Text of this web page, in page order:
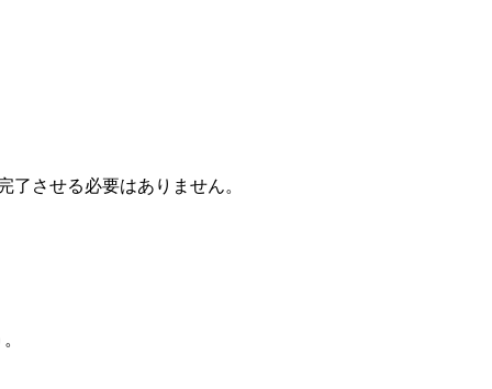
させる必要はありません。
行う。